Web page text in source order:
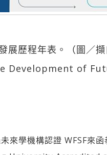
展歷程年表。（圖／擷
Development of
來學機構認證 WFSF來函